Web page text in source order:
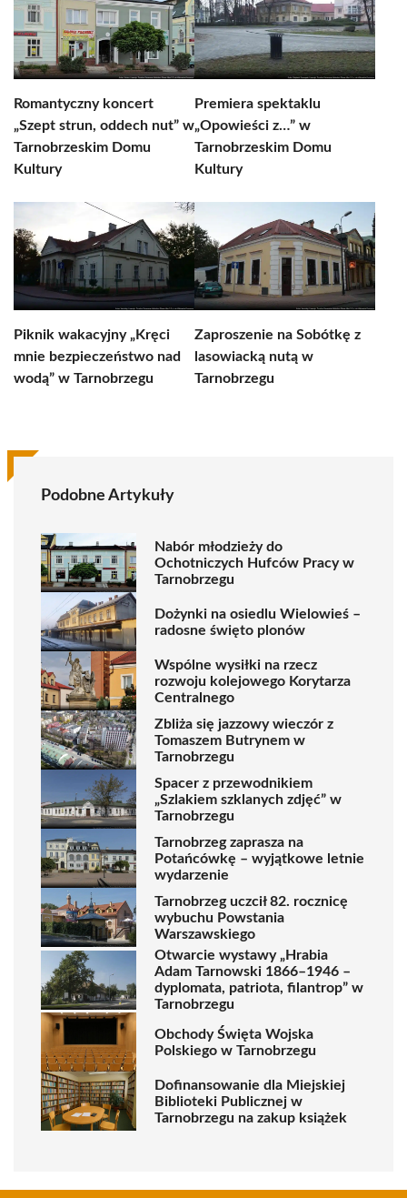
Romantyczny koncert
„Szept strun, oddech nut” w
Tarnobrzeskim Domu
Kultury
Premiera spektaklu
„Opowieści z…” w
Tarnobrzeskim Domu
Kultury
Piknik wakacyjny „Kręci
mnie bezpieczeństwo nad
wodą” w Tarnobrzegu
Zaproszenie na Sobótkę z
lasowiacką nutą w
Tarnobrzegu
Podobne Artykuły
Nabór młodzieży do
Ochotniczych Hufców Pracy w
Tarnobrzegu
Dożynki na osiedlu Wielowieś –
radosne święto plonów
Wspólne wysiłki na rzecz
rozwoju kolejowego Korytarza
Centralnego
Zbliża się jazzowy wieczór z
Tomaszem Butrynem w
Tarnobrzegu
Spacer z przewodnikiem
„Szlakiem szklanych zdjęć” w
Tarnobrzegu
Tarnobrzeg zaprasza na
Potańcówkę – wyjątkowe letnie
wydarzenie
Tarnobrzeg uczcił 82. rocznicę
wybuchu Powstania
Warszawskiego
Otwarcie wystawy „Hrabia
Adam Tarnowski 1866–1946 –
dyplomata, patriota, filantrop” w
Tarnobrzegu
Obchody Święta Wojska
Polskiego w Tarnobrzegu
Dofinansowanie dla Miejskiej
Biblioteki Publicznej w
Tarnobrzegu na zakup książek